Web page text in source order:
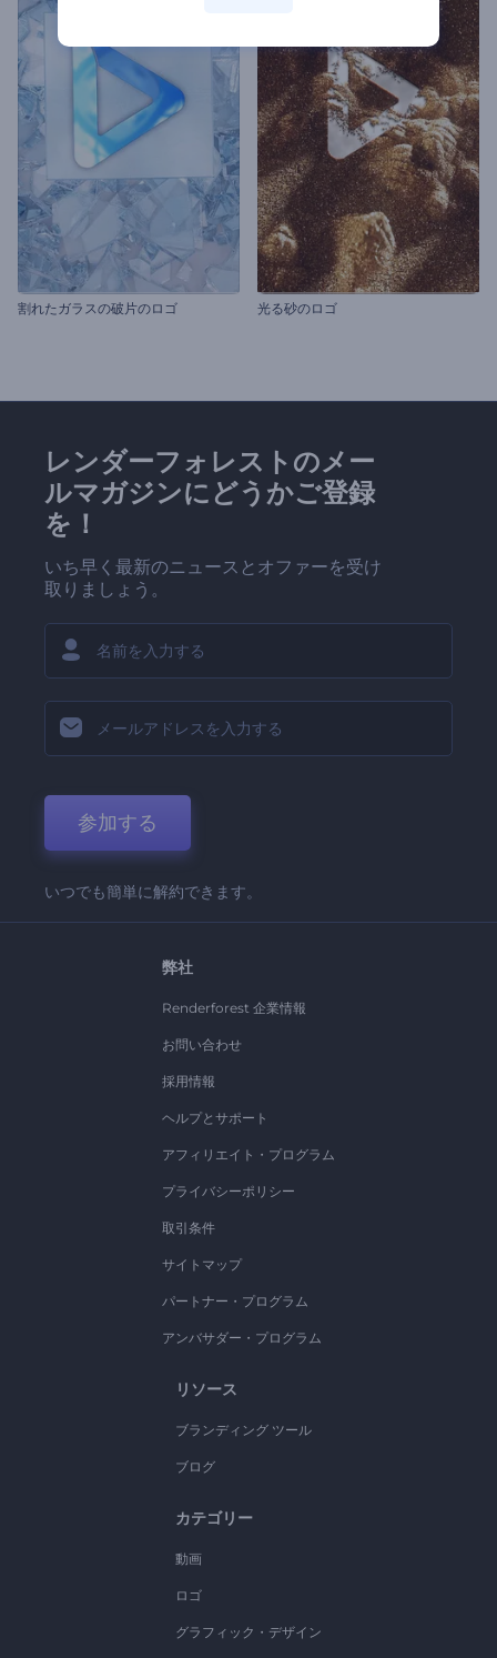
割れたガラスの破片のロゴ 光る砂のロゴ
レンダーフォレストのメー
ルマガジンにどうかご登録
を！
いち早く最新のニュースとオファーを受け
取りましょう。
参加する
いつでも簡単に解約できます。
弊社
Renderforest 企業情報
お問い合わせ
採用情報
ヘルプとサポート
アフィリエイト・プログラム
プライバシーポリシー
取引条件
サイトマップ
パートナー・プログラム
アンバサダー・プログラム
リソース
ブランディング ツール
ブログ
カテゴリー
動画
ロゴ
グラフィック・デザイン